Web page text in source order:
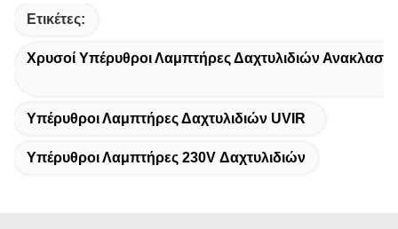
Ετικέτες:
Χρυσοί Υπέρυθροι Λαμπτήρες Δαχτυλιδιών
Υπέρυθροι Λαμπτήρες Δαχτυλιδιών UVIR
Υπέρυθροι Λαμπτήρες 230V Δαχτυλιδιών